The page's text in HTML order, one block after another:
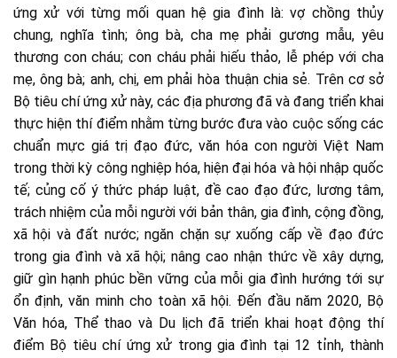
ứng xử với từng mối quan hệ gia đình là: vợ chồng thủy
chung, nghĩa tình; ông bà, cha mẹ phải gương mẫu, yêu
thương con cháu; con cháu phải hiếu thảo, lễ phép với cha
mẹ, ông bà; anh, chị, em phải hòa thuận chia sẻ. Trên cơ sở
Bộ tiêu chí ứng xử này, các địa phương đã và đang triển khai
thực hiện thí điểm nhằm từng bước đưa vào cuộc sống các
chuẩn mực giá trị đạo đức, văn hóa con người Việt Nam
trong thời kỳ công nghiệp hóa, hiện đại hóa và hội nhập quốc
tế; củng cố ý thức pháp luật, đề cao đạo đức, lương tâm,
trách nhiệm của mỗi người với bản thân, gia đình, cộng đồng,
xã hội và đất nước; ngăn chặn sự xuống cấp về đạo đức
trong gia đình và xã hội; nâng cao nhận thức về xây dựng,
giữ gìn hạnh phúc bền vững của mỗi gia đình hướng tới sự
ổn định, văn minh cho toàn xã hội. Đến đầu năm 2020, Bộ
Văn hóa, Thể thao và Du lịch đã triển khai hoạt động thí
điểm Bộ tiêu chí ứng xử trong gia đình tại 12 tỉnh, thành